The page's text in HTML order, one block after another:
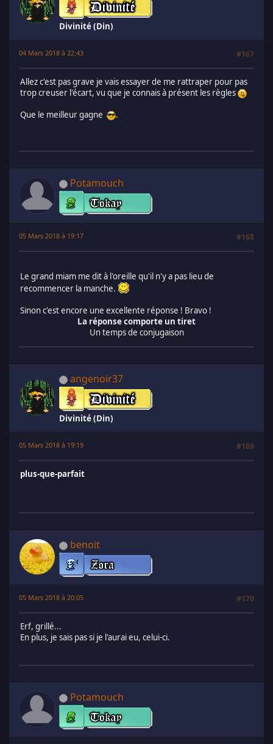
Divinité (Din)
04 Mars 2018 à 22:43 #167
Allez c'est pas grave je vais essayer de me rattraper pour pas
trop creuser l'écart, vu que je connais à présent les règles
Que le meilleur gagne
.
Potamouch
05 Mars 2018 à 19:17 #168
Le grand miam me dit à l'oreille qu'il n'y a pas lieu de
recommencer la manche.
Sinon c'est encore une excellente réponse ! Bravo !
La réponse comporte un tiret
Un temps de conjugaison
angenoir37
Divinité (Din)
05 Mars 2018 à 19:19 #169
plus-que-parfait
benoit
05 Mars 2018 à 20:05 #170
Erf, grillé...
En plus, je sais pas si je l'aurai eu, celui-ci.
Potamouch